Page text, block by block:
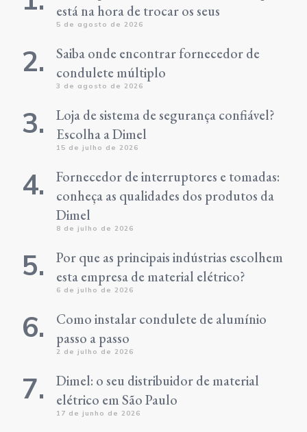
está na hora de trocar os seus
5 de agosto de 2026
Saiba onde encontrar fornecedor de
condulete múltiplo
3 de agosto de 2026
Loja de sistema de segurança confiável?
Escolha a Dimel
15 de julho de 2026
Fornecedor de interruptores e tomadas:
conheça as qualidades dos produtos da
Dimel
8 de julho de 2026
Por que as principais indústrias escolhem
esta empresa de material elétrico?
6 de julho de 2026
Como instalar condulete de alumínio
passo a passo
2 de julho de 2026
Dimel: o seu distribuidor de material
elétrico em São Paulo
17 de junho de 2026